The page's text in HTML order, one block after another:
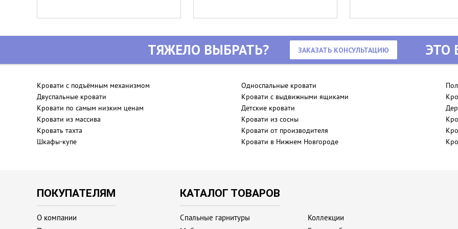
ТЯЖЕЛО ВЫБРАТЬ? ЗАКАЗАТЬ КОНСУЛЬТАЦИЮ ЭТО
Кровати с подъёмным механизмом Односпальные кровати
Двуспальные кровати
Кровати с выдвижными ящиками
Кровати по самым низким ценам
Детские кровати
Кровати из массива
Кровати из сосны
Кровать тахта
Кровати от производителя
Шкафы-купе
Кровати в Нижнем Новгороде
ПОКУПАТЕЛЯМ
О компании
КАТАЛОГ ТОВАРОВ
Спальные гарнитуры
Коллекции